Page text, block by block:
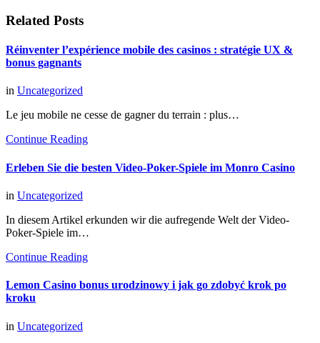
Related Posts
Réinventer l’expérience mobile des casinos : stratégie UX &
bonus gagnants
in Uncategorized
Le jeu mobile ne cesse de gagner du terrain : plus…
Continue Reading
Erleben Sie die besten Video-Poker-Spiele im Monro Casino
in Uncategorized
In diesem Artikel erkunden wir die aufregende Welt der Video-
Poker-Spiele im…
Continue Reading
Lemon Casino bonus urodzinowy i jak go zdobyć krok po
kroku
in Uncategorized